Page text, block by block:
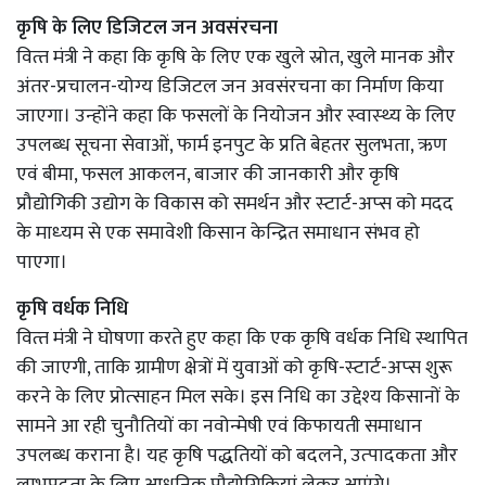
कृषि के लिए डिजिटल जन अवसंरचना
वित्‍त मंत्री ने कहा कि कृषि के लिए एक खुले स्रोत, खुले मानक और
अंतर-प्रचालन-योग्‍य डिजिटल जन अवसंरचना का निर्माण किया
जाएगा। उन्‍होंने कहा कि फसलों के नियोजन और स्‍वास्‍थ्‍य के लिए
उपलब्‍ध सूचना सेवाओं, फार्म इनपुट के प्रति बेहतर सुलभता, ऋण
एवं बीमा, फसल आकलन, बाजार की जानकारी और कृषि
प्रौद्योगिकी उद्योग के विकास को समर्थन और स्‍टार्ट-अप्‍स को मदद
के माध्‍यम से एक समावेशी किसान केन्द्रित समाधान संभव हो
पाएगा।
कृषि वर्धक निधि
वित्‍त मंत्री ने घोषणा करते हुए कहा कि एक कृषि वर्धक निधि स्‍थापित
की जाएगी, ताकि ग्रामीण क्षेत्रों में युवाओं को कृषि-स्‍टार्ट-अप्‍स शुरू
करने के लिए प्रोत्‍साहन मिल सके। इस निधि का उद्देश्‍य किसानों के
सामने आ रही चुनौतियों का नवोन्‍मेषी एवं किफायती समाधान
उपलब्‍ध कराना है। यह कृषि पद्धतियों को बदलने, उत्‍पादकता और